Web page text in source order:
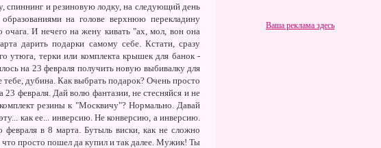
спиннинг и резиновую лодку, на следующий день
на голове верхнюю перекладину
И нечего на жену кивать "ах, мол, вон она
дарить подарки самому себе. Кстати, сразу
утюга, терки или комплекта крышек для банок -
на 23 февраля получить новую выбивалку для
дубина. Как выбрать подарок? Очень просто
февраля. Дай волю фантазии, не стесняйся и не
резины к "Москвичу"? Нормально. Давай
как ее... инверсию. Не конверсию, а инверсию.
февраля в 8 марта. Бутыль виски, как не сложно
что просто пошел да купил и так далее. Мужик! Ты
Ваша реклама здесь